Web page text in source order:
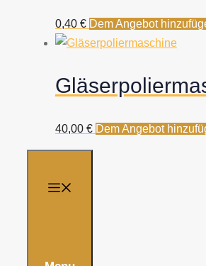
0,40 € Dem Angebot
40,00 € Dem Angebot